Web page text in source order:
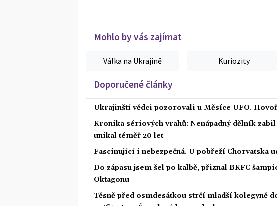
Mohlo by vás zajímat
Válka na Ukrajině Kuriozity
Doporučené články
Ukrajinští vědci pozorovali u Měsíce UFO.
Kronika sériových vrahů: Nenápadný dělník
unikal téměř 20 let
Fascinující i nebezpečná. U pobřeží Chorvatska
Do zápasu jsem šel po kalbě, přiznal BKFC
Oktagonu
Těsně před osmdesátkou strčí mladší kolegyně